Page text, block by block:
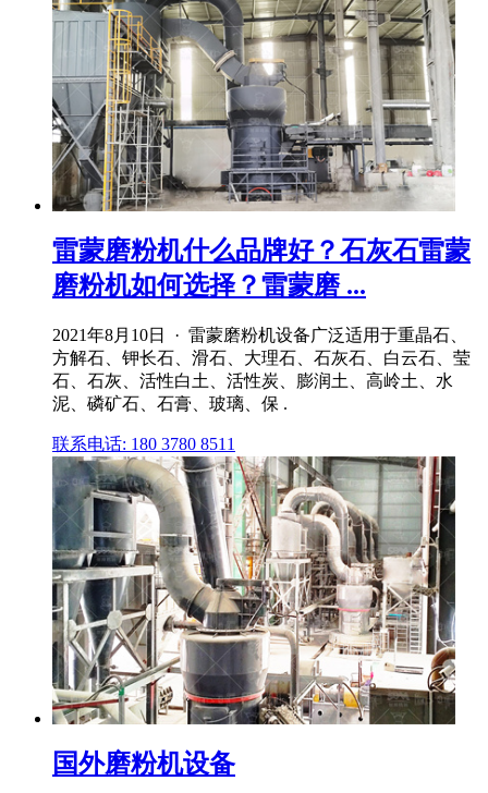
雷蒙磨粉机什么品牌好？石灰石雷蒙
磨粉机如何选择？雷蒙磨 ...
2021年8月10日 · 雷蒙磨粉机设备广泛适用于重晶石、
方解石、钾长石、滑石、大理石、石灰石、白云石、莹
石、石灰、活性白土、活性炭、膨润土、高岭土、水
泥、磷矿石、石膏、玻璃、保 .
联系电话: 180 3780 8511
国外磨粉机设备